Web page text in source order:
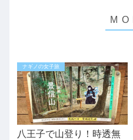
ナギノの女子旅
八王子で山登り！時透無